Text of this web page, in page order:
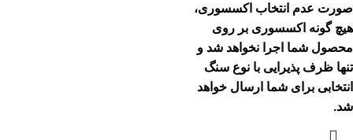
صورت عدم انتخاب اکسسوری،
هیچ گونه اکسسوری بر روی
محصول شما اجرا نخواهد شد و
تنها ظرف پذیرایی با نوع سنگ
انتخابی برای شما ارسال خواهد
شد.